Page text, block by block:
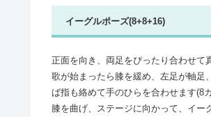
イーグルポーズ(8+8+16)
正面を向き、両足をぴったり合わせて
歌が始まったら膝を緩め、左足が軸足
ば指も絡めて手のひらを合わせます(8
膝を曲げ、ステージに向かって、イー